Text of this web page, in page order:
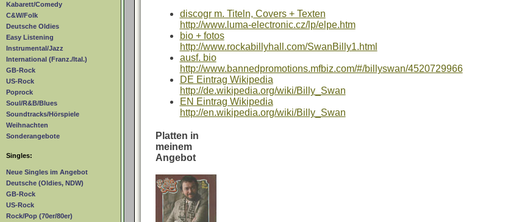
Kabarett/Comedy
C&W/Folk
Deutsche Oldies
Easy Listening
Instrumental/Jazz
International (Franz./Ital.)
GB-Rock
US-Rock
Poprock
Soul/R&B/Blues
Soundtracks/Hörspiele
Weihnachten
Sonderangebote
Singles:
Neue Singles im Angebot
Deutsche (Oldies, NDW)
GB-Rock
US-Rock
Rock/Pop (70er/80er)
discogr m. Titeln, Covers + Texten
http://www.luma-electronic.cz/lp/elpe.htm
bio + fotos
http://www.rockabillyhall.com/SwanBilly1.html
ausf. bio
http://www.bannedpromotions.mfbiz.com/#/billyswan/4520729966
DE Eintrag Wikipedia
http://de.wikipedia.org/wiki/Billy_Swan
EN Eintrag Wikipedia
http://en.wikipedia.org/wiki/Billy_Swan
Platten in
meinem
Angebot